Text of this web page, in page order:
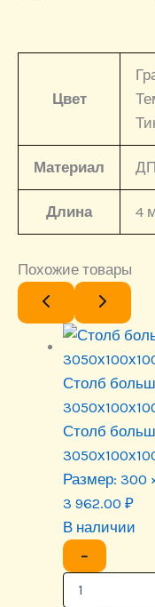
Цвет
Материал
Длина 4
Похожие товары
Столб
Столб
Размер: 300
3 962.00 ₽
В наличии
−